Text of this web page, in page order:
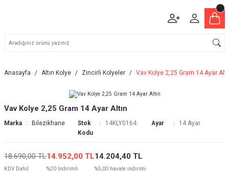
Anasayfa Altın Kolye Zincirli Kolyeler Vav Kolye 2,25 Gram 14 Ayar
Vav Kolye 2,25 Gram 14 Ayar Altın
Marka Bilezikhane
Stok
Kodu
14KLY0164 Ayar 14 Ayar
18.690,00 TL
KDV Dahil
14.952,00 TL
%20 İndirimli
14.204,40 TL
%5,00 havale indirimi